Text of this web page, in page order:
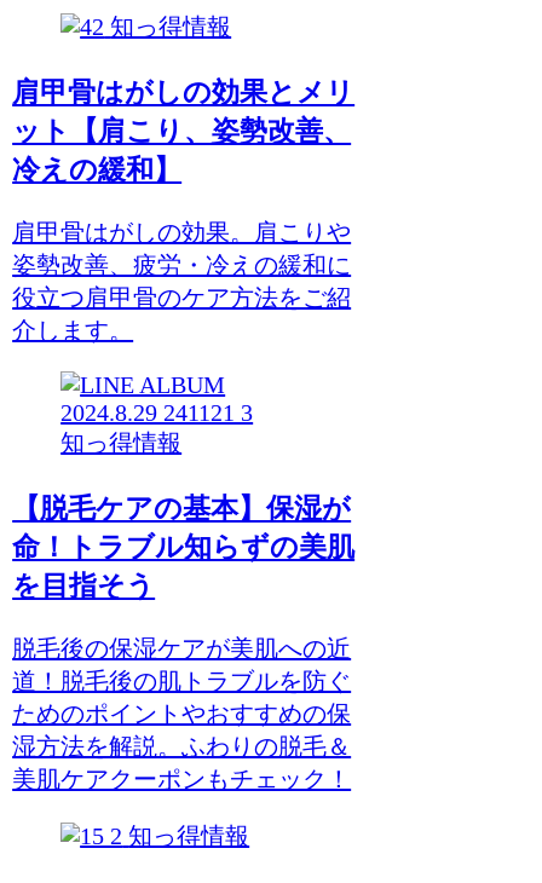
知っ得情報
肩甲骨はがしの効果とメリ
ット【肩こり、姿勢改善、
冷えの緩和】
肩甲骨はがしの効果。肩こりや
姿勢改善、疲労・冷えの緩和に
役立つ肩甲骨のケア方法をご紹
介します。
知っ得情報
【脱毛ケアの基本】保湿が
命！トラブル知らずの美肌
を目指そう
脱毛後の保湿ケアが美肌への近
道！脱毛後の肌トラブルを防ぐ
ためのポイントやおすすめの保
湿方法を解説。ふわりの脱毛＆
美肌ケアクーポンもチェック！
知っ得情報